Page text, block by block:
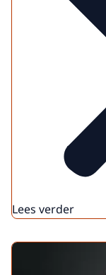
Lees verder